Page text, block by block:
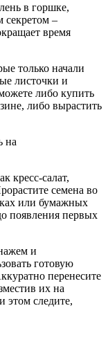
в горшке,
секретом –
время
только начали
листочки и
либо купить
либо вырастить
кресс-салат,
семена во
или бумажных
появления первых
и
готовую
перенесите
их на
этом следите,